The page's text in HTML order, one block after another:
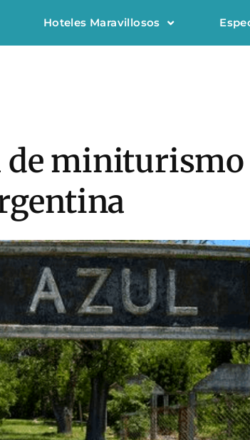
Hoteles Maravillosos
de miniturismo